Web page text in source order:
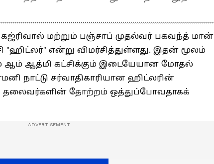
மற்றும் பஞ்சாப் முதல்வர் பகவந்த் மான்
"ஹிட்லர்" என்று விமர்சித்துள்ளது. இதன் மூலம்
ஆம் ஆத்மி கட்சிக்கும் இடையேயான மோதல்
நாட்டு சர்வாதிகாரியான ஹிட்லரின்
தலைவர்களின் தோற்றம் ஒத்துப்போவதாகக்